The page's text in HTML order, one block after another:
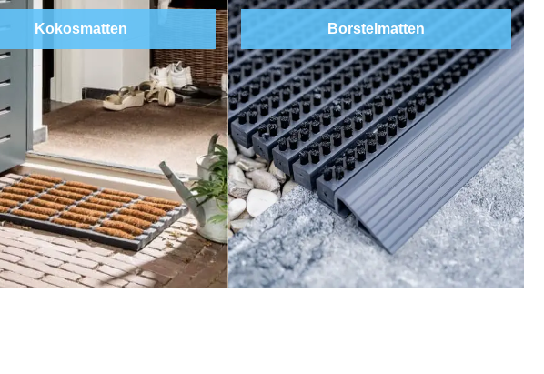
Kokosmatten Borstelmatten